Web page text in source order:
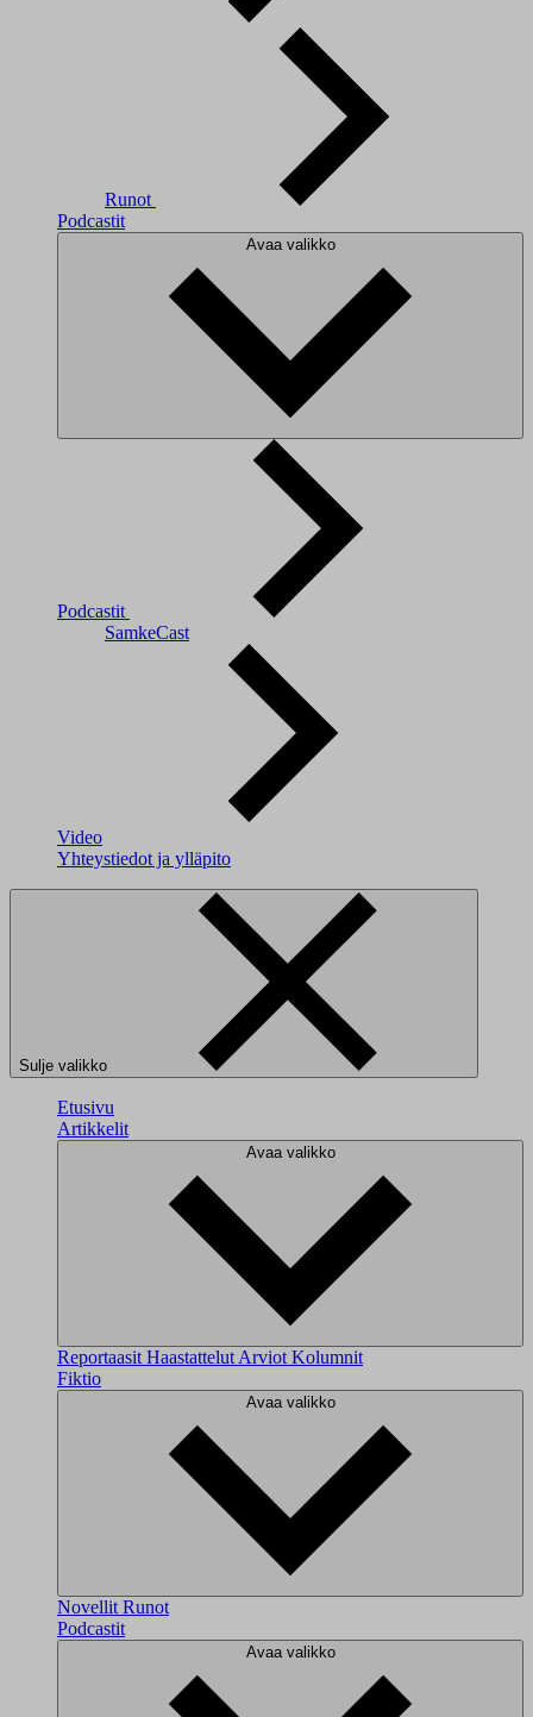
Runot
Podcastit
Avaa valikko
Podcastit
SamkeCast
Video
Yhteystiedot ja ylläpito
Sulje valikko
Etusivu
Artikkelit
Avaa valikko
Reportaasit Haastattelut Arviot Kolumnit
Fiktio
Avaa valikko
Novellit Runot
Podcastit
Avaa valikko